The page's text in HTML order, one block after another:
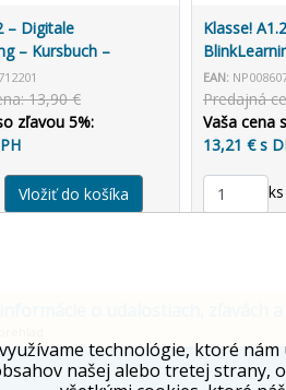
– Digitale
– Kursbuch –
mesiacov)
13,90 €
zľavou 5%:
Klasse!
EAN:
Predajná
Vaša cena
13,21 € s
ks
technológie, ktoré
našej alebo tretej strany,